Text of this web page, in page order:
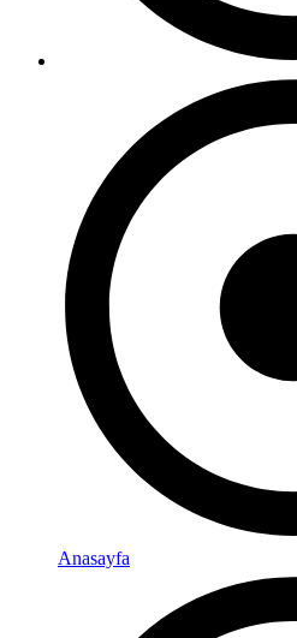
Anasayfa